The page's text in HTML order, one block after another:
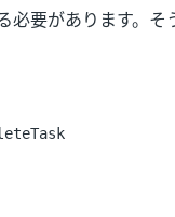
要があります。